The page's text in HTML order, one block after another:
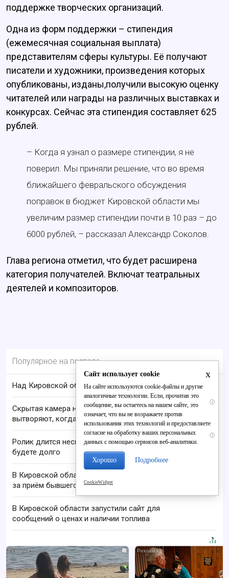
поддержке творческих организаций.
Одна из форм поддержки – стипендия
(ежемесячная социальная выплата)
представителям сферы культуры. Её получают
писатели и художники, произведения которых
опубликованы, изданы,получили высокую оценку
читателей или награды на различных выставках и
конкурсах. Сейчас эта стипендия составляет 625
рублей.
– Когда я узнал о размере стипендии, я не
поверил. Мы приняли решение, что во время
ближайшего февральского обсуждения
поправок в бюджет Кировской области мы
увеличим размер стипендии почти в 10 раз – до
6000 рублей, – рассказал Александр Соколов.
Глава региона отметил, что будет расширена
категория получателей. Включат театральных
деятелей и композиторов.
Популярное на портале
Над Кировской областью сбили БПЛА
i
Скрытая камера на пляже Крыма: Что люди
вытворяют, когда их не видят...
i
Ролик длится несколько секунд, а смеяться вы
будете долго
В Кировской области оштрафовали «Лесоохрану»
за приём бывшего полицейского
В Кировской области запустили сайт для
сообщений о ценах и наличии топлива
i
x
Сайт использует cookie
На сайте используются cookie-файлы и другие
аналогичные технологии. Если, прочитав это
сообщение, вы остаетесь на нашем сайте, это
означает, что вы не возражаете против
использования этих технологий и предоставляете
согласие на обработку ваших персональных
данных с помощью сервисов веб-аналитики.
Хорошо Подробнее
CookieWidget